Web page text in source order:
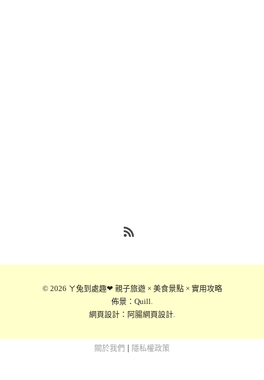
© 2026 ㄚ兔到處趣❤ 親子旅遊 × 美食景點 × 實用攻略
佈景： Quill.
網頁設計： 阿腸網頁設計.
關於我們 隱私權政策